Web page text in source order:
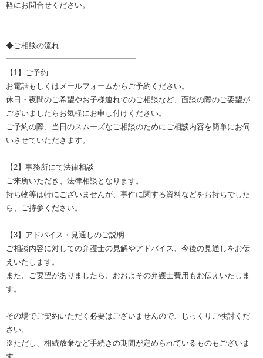
軽にお問合せください。
◆ご相談の流れ
━━━━━━━━━━━━━━━━━
【1】ご予約
お電話もしくはメールフォームからご予約ください。
休日・夜間のご希望やお子様連れでのご相談など、面談の際のご要望が
ございましたらお気軽にお申し付けください。
ご予約の際、当日のスムーズなご相談のためにご相談内容を簡単にお伺
いさせていただきます。
【2】事務所にて法律相談
ご来所いただき、法律相談となります。
持ち物等は特にございませんが、事件に関する資料などをお持ちでした
ら、ご持参ください。
【3】アドバイス・見通しのご説明
ご相談内容に対しての弁護士の見解やアドバイス、今後の見通しをお伝
えいたします。
また、ご要望がありましたら、おおよその弁護士費用もお伝えいたしま
す。
その場でご契約いただく必要はございませんので、じっくりご検討くだ
さい。
※ただし、相続放棄など手続きの期間が定められているものもございま